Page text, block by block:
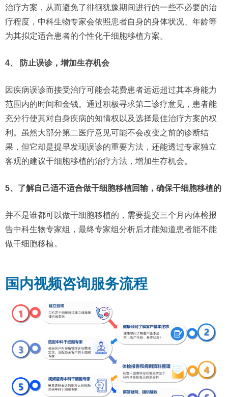
治疗方案，从而避免了徘徊犹豫期间进行的一些不必要的治
疗程度，中科生物专家会依照患者自身的身体状况、年龄等
为其拟定适合患者的个性化干细胞移植方案。
4、 防止误诊，增加生存机会
因疾病误诊而接受治疗可能会花费患者远远超过其本身能力
范围内的时间和金钱。通过积极寻求第二诊疗意见，患者能
充分行使其对自身疾病的知情权以及选择最佳治疗方案的权
利。虽然大部分第二医疗意见可能不会改变之前的诊断结
果，但它却是提早发现误诊的重要方法，还能透过专家独立
客观的建议干细胞移植的治疗方法，增加生存机会。
5、了解自己适不适合做干细胞移植回输，确保干细胞移植的
并不是谁都可以做干细胞移植的，需要提交三个月内体检报
告中科生物专家组，最终专家组分析后才能知道患者能不能
做干细胞移植。
国内视频咨询服务流程